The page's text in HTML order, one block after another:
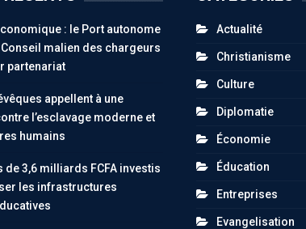
: le Port autonome
Conseil malien des chargeurs
partenariat
appellent à une
l’esclavage moderne et
humains
de 3,6 milliards FCFA investis
les infrastructures
Actualité
Christianisme
Culture
Diplomatie
Économie
Éducation
Entreprises
Evangelisation